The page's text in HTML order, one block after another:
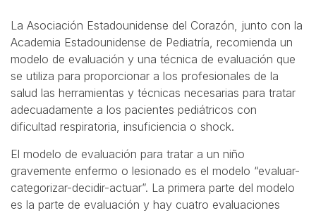
La Asociación Estadounidense del Corazón, junto con la
Academia Estadounidense de Pediatría, recomienda un
modelo de evaluación y una técnica de evaluación que
se utiliza para proporcionar a los profesionales de la
salud las herramientas y técnicas necesarias para tratar
adecuadamente a los pacientes pediátricos con
dificultad respiratoria, insuficiencia o shock.
El modelo de evaluación para tratar a un niño
gravemente enfermo o lesionado es el modelo “evaluar-
categorizar-decidir-actuar”. La primera parte del modelo
es la parte de evaluación y hay cuatro evaluaciones